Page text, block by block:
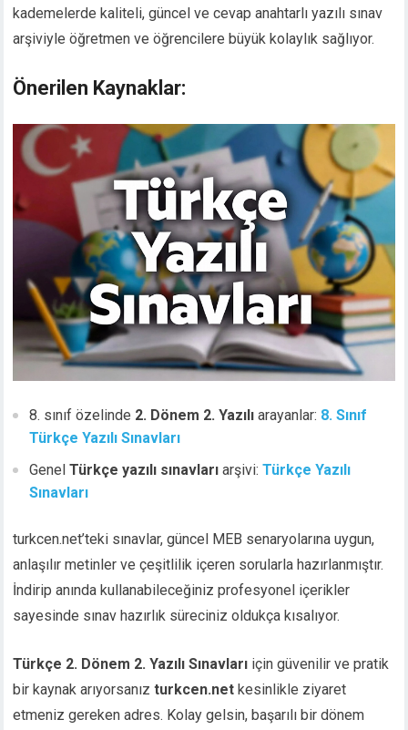
kademelerde kaliteli, güncel ve cevap anahtarlı yazılı sınav
arşiviyle öğretmen ve öğrencilere büyük kolaylık sağlıyor.
Önerilen Kaynaklar:
8. sınıf özelinde 2. Dönem 2. Yazılı arayanlar: 8. Sınıf
Türkçe Yazılı Sınavları
GenelTürkçe yazılı sınavları arşivi:Türkçe Yazılı
Sınavları
turkcen.net’teki sınavlar, güncel MEB senaryolarına uygun,
anlaşılır metinler ve çeşitlilik içeren sorularla hazırlanmıştır.
İndirip anında kullanabileceğiniz profesyonel içerikler
sayesinde sınav hazırlık süreciniz oldukça kısalıyor.
Türkçe 2. Dönem 2. Yazılı Sınavları için güvenilir ve pratik
bir kaynak arıyorsanızturkcen.net kesinlikle ziyaret
etmeniz gereken adres. Kolay gelsin, başarılı bir dönem